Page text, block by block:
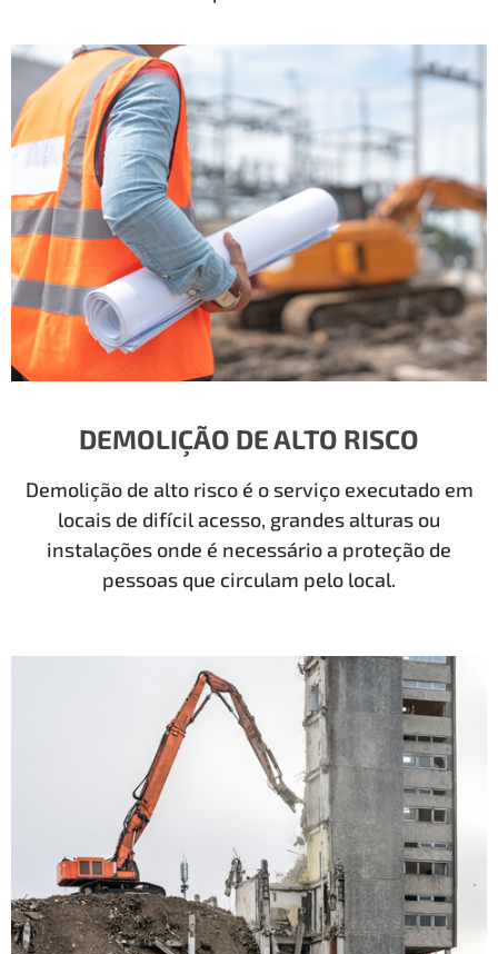
DEMOLIÇÃO DE ALTO RISCO
Demolição de alto risco é o serviço executado em
locais de difícil acesso, grandes alturas ou
instalações onde é necessário a proteção de
pessoas que circulam pelo local.